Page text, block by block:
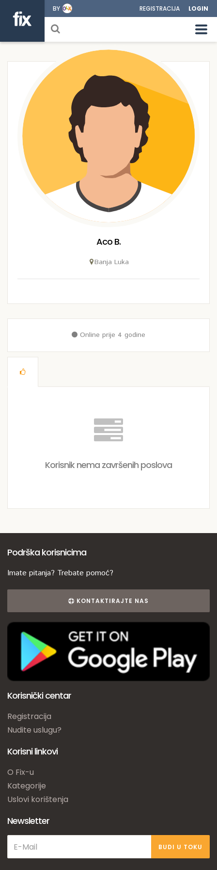
BY REGISTRACIJA LOGIN
Aco B.
Banja Luka
Online prije 4 godine
Korisnik nema završenih poslova
Podrška korisnicima
Imate pitanja? Trebate pomoć?
KONTAKTIRAJTE NAS
Korisnički centar
Registracija
Nudite uslugu?
Korisni linkovi
O Fix-u
Kategorije
Uslovi korištenja
Newsletter
BUDI U TOKU